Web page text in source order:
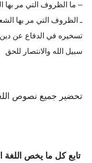
– ما الظروف التي مر بها
ـ الظروف التي مر بها
تسخيره في الدفاع عن دين
سبيل الله والانتصار للحق
تحضير جميع نصوص
تابع كل ما يخص اللغة